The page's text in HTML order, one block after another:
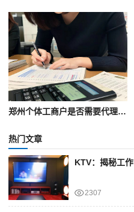
郑州个体工商户是否需要代理记账？解析
热门文章
KTV：揭秘工
2307